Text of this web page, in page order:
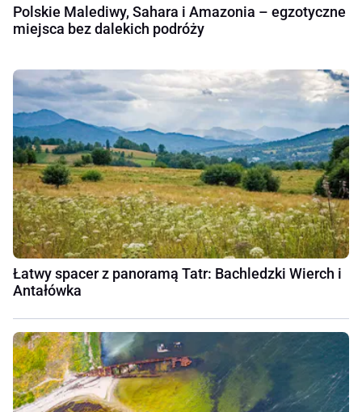
Polskie Malediwy, Sahara i Amazonia – egzotyczne
miejsca bez dalekich podróży
Łatwy spacer z panoramą Tatr: Bachledzki Wierch i
Antałówka